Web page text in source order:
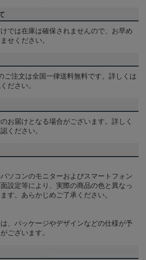
では在庫は確保されませんので、お早め
せください。
ご注文は全国一律送料無料です。詳しくは
ださい。
お届けとなる場合がございます。詳しく
ください。
ソコンのモニターおよびスマートフォン
設定等により、実際の商品の色と異なっ
す。あらかじめご了承ください。
、パッケージやデザインなどの仕様が予
ございます。